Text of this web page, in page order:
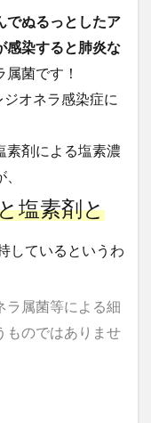
でぬるっとしたア
感染すると肺炎な
菌です！
オネラ感染症に
素剤による塩素濃
塩素剤と
しているというわ
属菌等による細
ものではありませ